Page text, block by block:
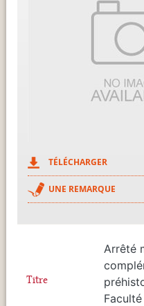
TÉLÉCHARGER
UNE REMARQUE
Titre
Arrêté